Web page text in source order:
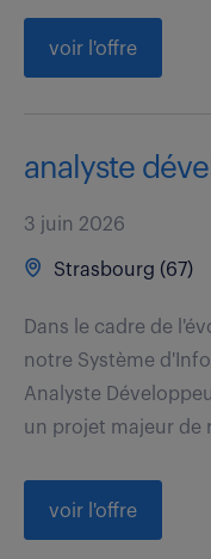
voir l'offre
analyste
3 juin 2026
Strasbourg (67)
Dans le cadre de
notre Système
Analyste
un projet majeur de
voir l'offre